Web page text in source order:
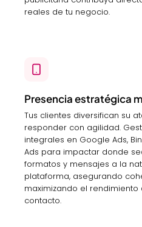
reales de tu negocio.
Presencia estratégica
Tus clientes diversifican su
responder con agilidad.
integrales en Google Ads,
Ads para impactar donde
formatos y mensajes a la
plataforma, asegurando
maximizando el
contacto.